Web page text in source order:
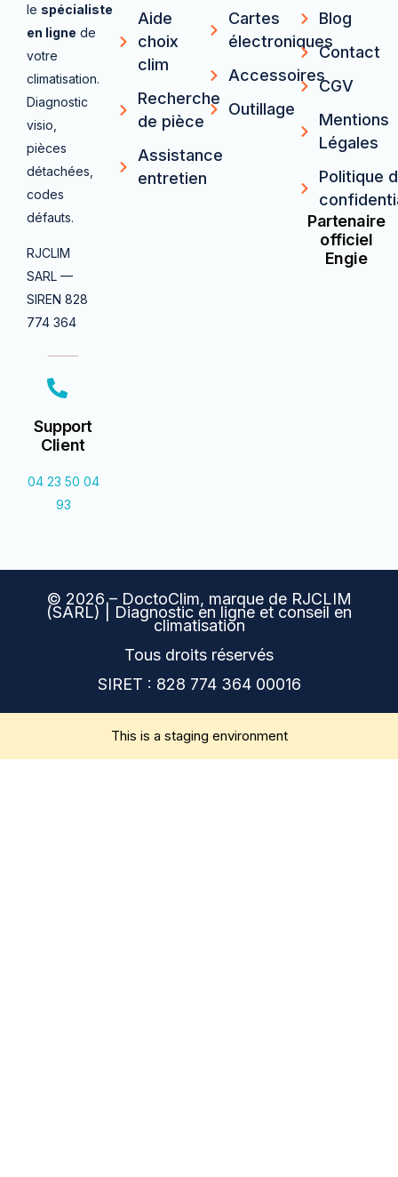
le spécialiste
en ligne de
votre
climatisation.
Diagnostic
visio,
pièces
détachées,
codes
défauts.
RJCLIM
SARL —
SIREN 828
774 364
Support
Client
04 23 50 04
93
Aide
choix
clim
Recherche
de pièce
Assistance
entretien
Cartes
électroniques
Accessoires
Outillage
Blog
Contact
CGV
Mentions
Légales
Politique
Partenaire
officiel
Engie
© 2026 – DoctoClim, marque de RJCLIM
(SARL) | Diagnostic en ligne et conseil en
climatisation
Tous droits réservés
SIRET : 828 774 364 00016
This is a staging environment